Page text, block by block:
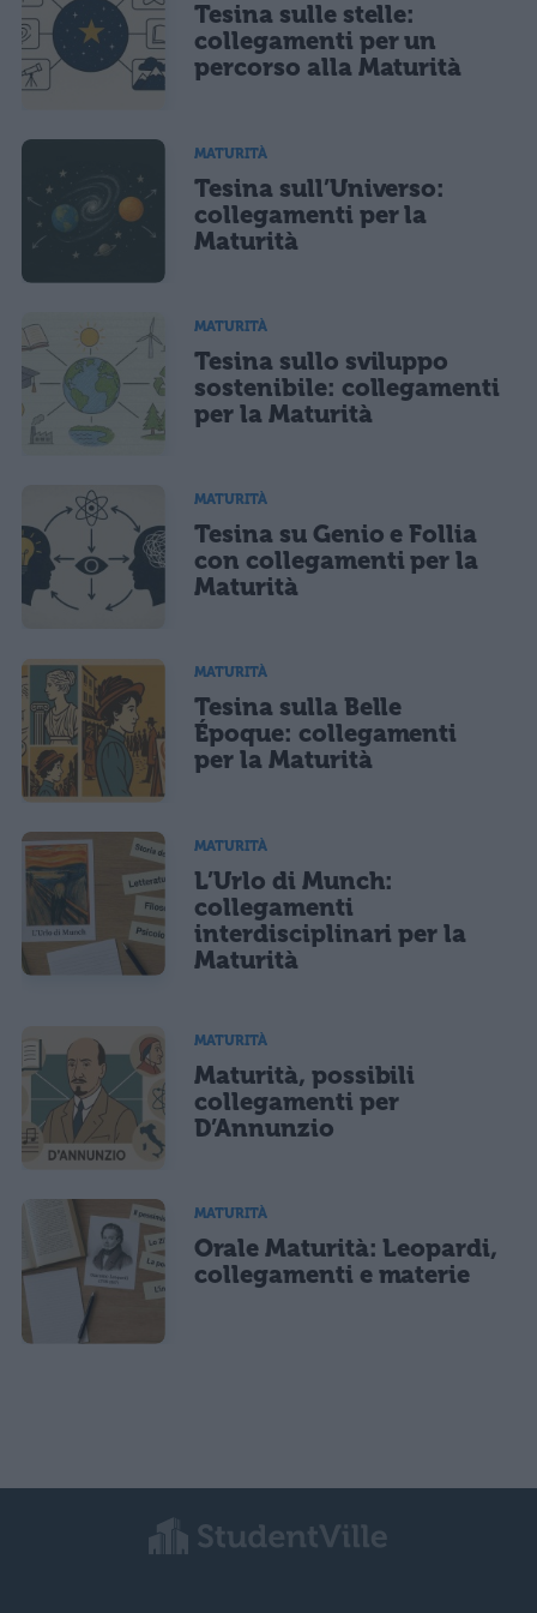
Ho letto e acconsento l'informativa sulla privacy
Acconsento all'uso dei miei dati da parte di terzi per finalità di
marketing diretto con modalità automatizzate o tradizionali
CONFERMA E PUBBLICA
Tesina sulle stelle:
collegamenti per un
percorso alla Maturità
MATURITÀ
Tesina sull’Universo:
collegamenti per la
Maturità
MATURITÀ
Tesina sullo sviluppo
sostenibile: collegamenti
per la Maturità
MATURITÀ
Tesina su Genio e Follia
con collegamenti per la
Maturità
MATURITÀ
Tesina sulla Belle
Époque: collegamenti
per la Maturità
MATURITÀ
L’Urlo di Munch:
collegamenti
interdisciplinari per la
Maturità
MATURITÀ
Maturità, possibili
collegamenti per
D’Annunzio
MATURITÀ
Orale Maturità: Leopardi,
collegamenti e materie